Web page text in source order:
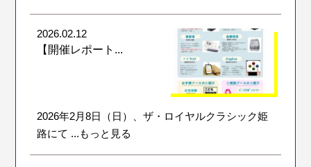
2026.02.12
【開催レポート...
2026年2月8日（日）、ザ・ロイヤルクラシック姫
路にて ...もっと見る